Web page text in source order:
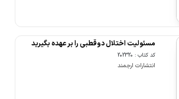
مسئولیت اختلال دوقطبی را بر عهده بگیرید
کد کتاب : 202320
انتشارات ارجمند